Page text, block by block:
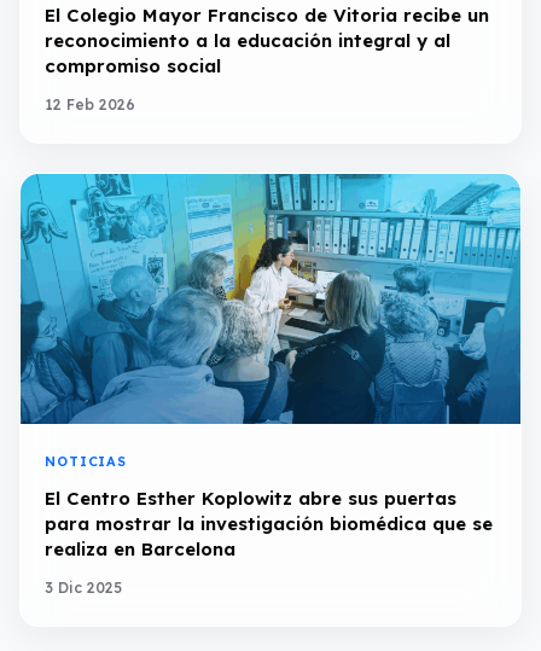
El Colegio Mayor Francisco de Vitoria recibe un
reconocimiento a la educación integral y al
compromiso social
12 Feb 2026
NOTICIAS
El Centro Esther Koplowitz abre sus puertas
para mostrar la investigación biomédica que se
realiza en Barcelona
3 Dic 2025